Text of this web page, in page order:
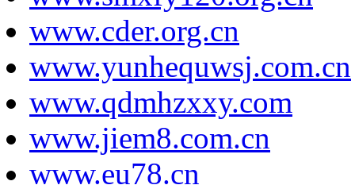
www.cder.org.cn
www.yunhequwsj.com.cn
www.qdmhzxxy.com
www.jiem8.com.cn
www.eu78.cn